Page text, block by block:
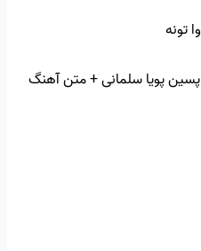
تونه
پسین پویا سلمانی + متن آهنگ